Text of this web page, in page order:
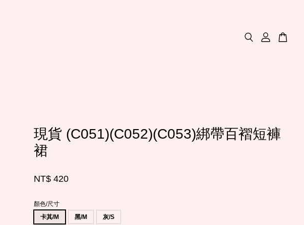
現貨 (C051)(C052)(C053)綁帶百褶短褲
裙
NT$ 420
顏色/尺寸
卡其/M
黑/M 灰/S